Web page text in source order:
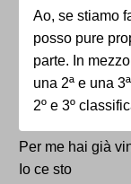
Ao, se stiamo
posso pure
parte. In
una 2ª e una
2º e 3º
Per me hai già
Io ce sto